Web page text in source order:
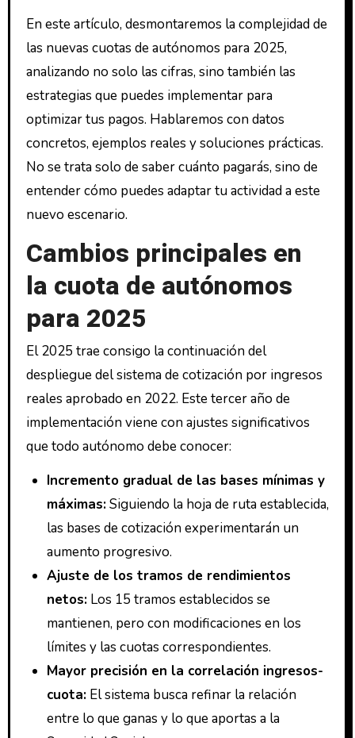
En este artículo, desmontaremos la complejidad de
las nuevas cuotas de autónomos para 2025,
analizando no solo las cifras, sino también las
estrategias que puedes implementar para
optimizar tus pagos. Hablaremos con datos
concretos, ejemplos reales y soluciones prácticas.
No se trata solo de saber cuánto pagarás, sino de
entender cómo puedes adaptar tu actividad a este
nuevo escenario.
Cambios principales en
la cuota de autónomos
para 2025
El 2025 trae consigo la continuación del
despliegue del sistema de cotización por ingresos
reales aprobado en 2022. Este tercer año de
implementación viene con ajustes significativos
que todo autónomo debe conocer:
Incremento gradual de las bases mínimas y
máximas:Siguiendo la hoja de ruta establecida,
las bases de cotización experimentarán un
aumento progresivo.
Ajuste de los tramos de rendimientos
netos:Los 15 tramos establecidos se
mantienen, pero con modificaciones en los
límites y las cuotas correspondientes.
Mayor precisión en la correlación ingresos-
cuota:El sistema busca refinar la relación
entre lo que ganas y lo que aportas a la